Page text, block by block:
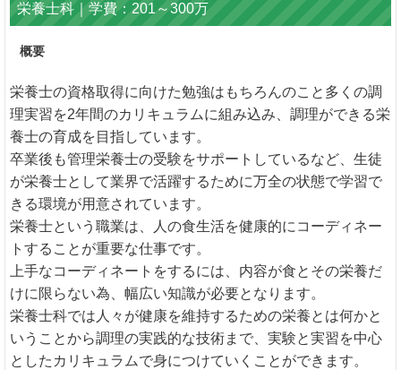
栄養士科｜学費：201～300万
概要
栄養士の資格取得に向けた勉強はもちろんのこと多くの調
理実習を2年間のカリキュラムに組み込み、調理ができる栄
養士の育成を目指しています。
卒業後も管理栄養士の受験をサポートしているなど、生徒
が栄養士として業界で活躍するために万全の状態で学習で
きる環境が用意されています。
栄養士という職業は、人の食生活を健康的にコーディネー
トすることが重要な仕事です。
上手なコーディネートをするには、内容が食とその栄養だ
けに限らない為、幅広い知識が必要となります。
栄養士科では人々が健康を維持するための栄養とは何かと
いうことから調理の実践的な技術まで、実験と実習を中心
としたカリキュラムで身につけていくことができます。